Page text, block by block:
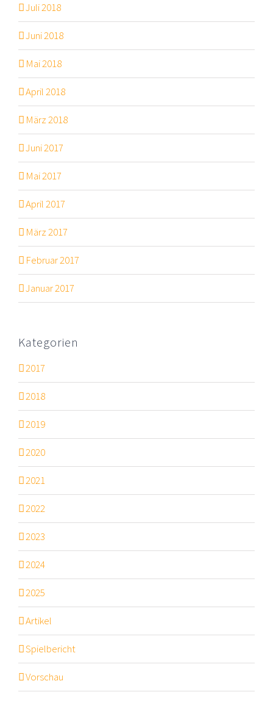
Juli 2018
Juni 2018
Mai 2018
April 2018
März 2018
Juni 2017
Mai 2017
April 2017
März 2017
Februar 2017
Januar 2017
Kategorien
2017
2018
2019
2020
2021
2022
2023
2024
2025
Artikel
Spielbericht
Vorschau